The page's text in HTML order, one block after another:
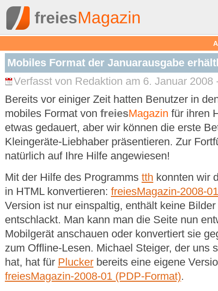
Mobiles Format der Januarausgabe
Verfasst von Redaktion am 6. Januar 2008
Bereits vor einiger Zeit hatten Benutzer in
mobiles Format von freiesMagazin für ihren
etwas gedauert, aber wir können die erste
Kleingeräte-Liebhaber präsentieren. Zur
natürlich auf Ihre Hilfe angewiesen!
Mit der Hilfe des Programms tth konnten wir
in HTML konvertieren: freiesMagazin-2008-
Version ist nur einspaltig, enthält keine
entschlackt. Man kann man die Seite nun
Mobilgerät anschauen oder konvertiert sie
zum Offline-Lesen. Michael Steiger, der uns
hat, hat für Plucker bereits eine eigene
freiesMagazin-2008-01 (PDP-Format).